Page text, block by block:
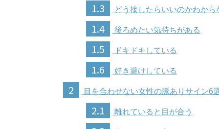
1.3 どう接したらいいのかわから
1.4 後ろめたい気持ちがある
1.5 ドキドキしている
1.6 好き避けしている
2 目を合わせない女性の脈ありサイン6
2.1 離れていると目が合う